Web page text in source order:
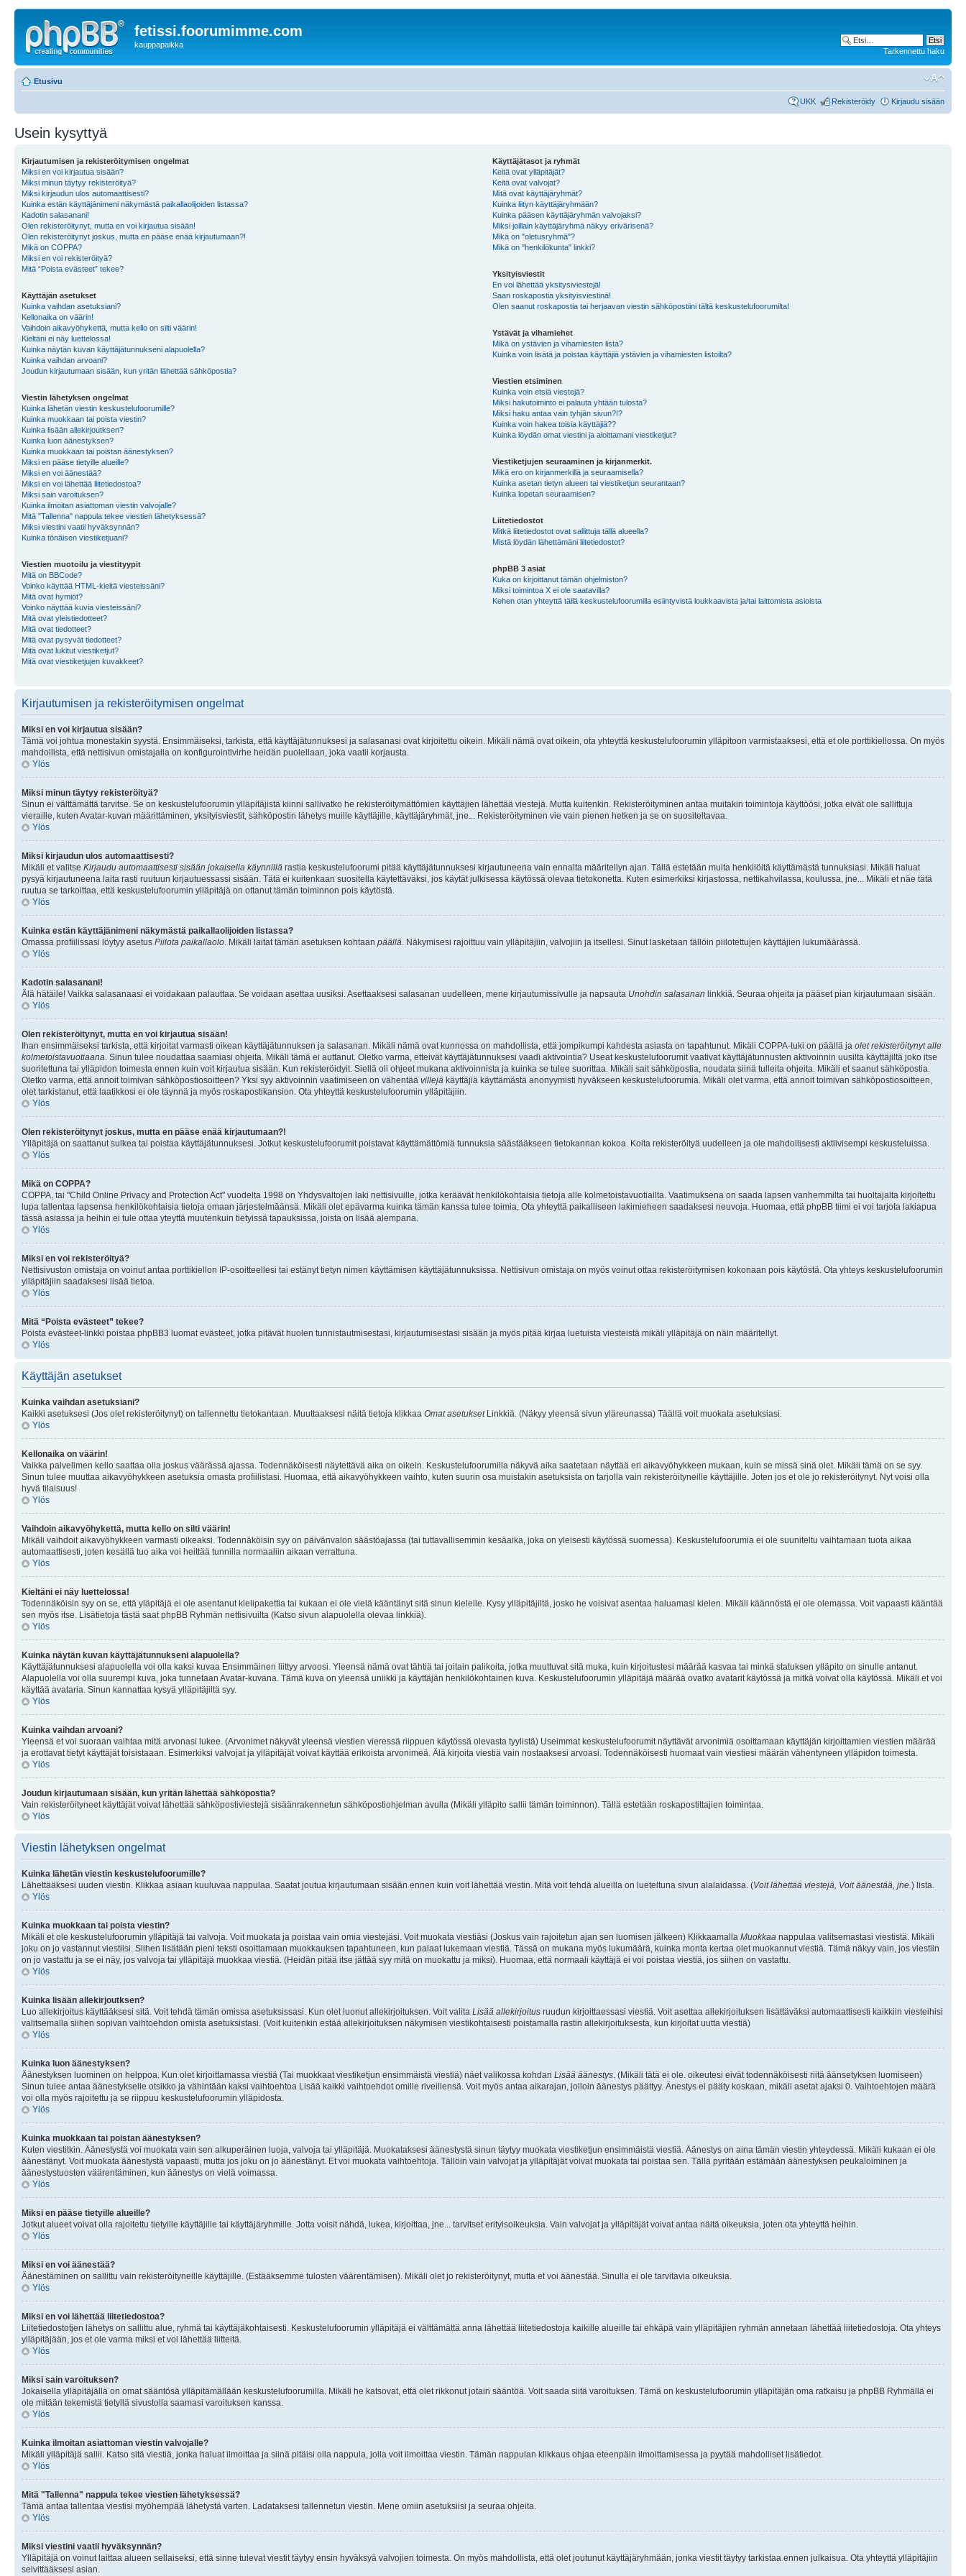
fetissi.foorumimme.com
kauppapaikka
Tarkennettu haku
Etusivu
UKK Rekisteröidy Kirjaudu sisään
Usein kysyttyä
Kirjautumisen ja rekisteröitymisen ongelmat
Miksi en voi kirjautua sisään?
Miksi minun täytyy rekisteröityä?
Miksi kirjaudun ulos automaattisesti?
Kuinka estän käyttäjänimeni näkymästä paikallaolijoiden listassa?
Kadotin salasanani!
Olen rekisteröitynyt, mutta en voi kirjautua sisään!
Olen rekisteröitynyt joskus, mutta en pääse enää kirjautumaan?!
Mikä on COPPA?
Miksi en voi rekisteröityä?
Mitä “Poista evästeet” tekee?
Käyttäjän asetukset
Kuinka vaihdan asetuksiani?
Kellonaika on väärin!
Vaihdoin aikavyöhykettä, mutta kello on silti väärin!
Kieltäni ei näy luettelossa!
Kuinka näytän kuvan käyttäjätunnukseni alapuolella?
Kuinka vaihdan arvoani?
Joudun kirjautumaan sisään, kun yritän lähettää sähköpostia?
Viestin lähetyksen ongelmat
Kuinka lähetän viestin keskustelufoorumille?
Kuinka muokkaan tai poista viestin?
Kuinka lisään allekirjoutksen?
Kuinka luon äänestyksen?
Kuinka muokkaan tai poistan äänestyksen?
Miksi en pääse tietyille alueille?
Miksi en voi äänestää?
Miksi en voi lähettää liitetiedostoa?
Miksi sain varoituksen?
Kuinka ilmoitan asiattoman viestin valvojalle?
Mitä "Tallenna" nappula tekee viestien lähetyksessä?
Miksi viestini vaatii hyväksynnän?
Kuinka tönäisen viestiketjuani?
Viestien muotoilu ja viestityypit
Mitä on BBCode?
Voinko käyttää HTML-kieltä viesteissäni?
Mitä ovat hymiöt?
Voinko näyttää kuvia viesteissäni?
Mitä ovat yleistiedotteet?
Mitä ovat tiedotteet?
Mitä ovat pysyvät tiedotteet?
Mitä ovat lukitut viestiketjut?
Mitä ovat viestiketjujen kuvakkeet?
Käyttäjätasot ja ryhmät
Keitä ovat ylläpitäjät?
Keitä ovat valvojat?
Mitä ovat käyttäjäryhmät?
Kuinka liityn käyttäjäryhmään?
Kuinka pääsen käyttäjäryhmän valvojaksi?
Miksi joillain käyttäjäryhmä näkyy erivärisenä?
Mikä on "oletusryhmä"?
Mikä on "henkilökunta" linkki?
Yksityisviestit
En voi lähettää yksitysiviestejä!
Saan roskapostia yksityisviestinä!
Olen saanut roskapostia tai herjaavan viestin sähköpostiini tältä keskustelufoorumilta!
Ystävät ja vihamiehet
Mikä on ystävien ja vihamiesten lista?
Kuinka voin lisätä ja poistaa käyttäjiä ystävien ja vihamiesten listoilta?
Viestien etsiminen
Kuinka voin etsiä viestejä?
Miksi hakutoiminto ei palauta yhtään tulosta?
Miksi haku antaa vain tyhjän sivun?!?
Kuinka voin hakea toisia käyttäjiä??
Kuinka löydän omat viestini ja aloittamani viestiketjut?
Viestiketjujen seuraaminen ja kirjanmerkit.
Mikä ero on kirjanmerkillä ja seuraamisella?
Kuinka asetan tietyn alueen tai viestiketjun seurantaan?
Kuinka lopetan seuraamisen?
Liitetiedostot
Mitkä liitetiedostot ovat sallittuja tällä alueella?
Mistä löydän lähettämäni liitetiedostot?
phpBB 3 asiat
Kuka on kirjoittanut tämän ohjelmiston?
Miksi toimintoa X ei ole saatavilla?
Kehen otan yhteyttä tällä keskustelufoorumilla esiintyvistä loukkaavista ja/tai laittomista asioista
Kirjautumisen ja rekisteröitymisen ongelmat
Miksi en voi kirjautua sisään?
Tämä voi johtua monestakin syystä. Ensimmäiseksi, tarkista, että käyttäjätunnuksesi ja salasanasi ovat kirjoitettu oikein. Mikäli nämä ovat oikein, ota yhteyttä keskustelufoorumin ylläpitoon varmistaaksesi, että et ole porttikiellossa. On myös
mahdollista, että nettisivun omistajalla on konfigurointivirhe heidän puolellaan, joka vaatii korjausta.
Ylös
Miksi minun täytyy rekisteröityä?
Sinun ei välttämättä tarvitse. Se on keskustelufoorumin ylläpitäjistä kiinni sallivatko he rekisteröitymättömien käyttäjien lähettää viestejä. Mutta kuitenkin. Rekisteröityminen antaa muitakin toimintoja käyttöösi, jotka eivät ole sallittuja
vieraille, kuten Avatar-kuvan määrittäminen, yksityisviestit, sähköpostin lähetys muille käyttäjille, käyttäjäryhmät, jne... Rekisteröityminen vie vain pienen hetken ja se on suositeltavaa.
Ylös
Miksi kirjaudun ulos automaattisesti?
Mikäli et valitse Kirjaudu automaattisesti sisään jokaisella käynnillä rastia keskustelufoorumi pitää käyttäjätunnuksesi kirjautuneena vain ennalta määritellyn ajan. Tällä estetään muita henkilöitä käyttämästä tunnuksiasi. Mikäli haluat
pysyä kirjautuneena laita rasti ruutuun kirjautuessassi sisään. Tätä ei kuitenkaan suositella käytettäväksi, jos käytät julkisessa käytössä olevaa tietokonetta. Kuten esimerkiksi kirjastossa, nettikahvilassa, koulussa, jne... Mikäli et näe tätä
ruutua se tarkoittaa, että keskustelufoorumin ylläpitäjä on ottanut tämän toiminnon pois käytöstä.
Ylös
Kuinka estän käyttäjänimeni näkymästä paikallaolijoiden listassa?
Omassa profiilissasi löytyy asetus Piilota paikallaolo . Mikäli laitat tämän asetuksen kohtaan päällä . Näkymisesi rajoittuu vain ylläpitäjiin, valvojiin ja itsellesi. Sinut lasketaan tällöin piilotettujen käyttäjien lukumäärässä.
Ylös
Kadotin salasanani!
Älä hätäile! Vaikka salasanaasi ei voidakaan palauttaa. Se voidaan asettaa uusiksi. Asettaaksesi salasanan uudelleen, mene kirjautumissivulle ja napsauta Unohdin salasanan linkkiä. Seuraa ohjeita ja pääset pian kirjautumaan sisään.
Ylös
Olen rekisteröitynyt, mutta en voi kirjautua sisään!
Ihan ensimmäiseksi tarkista, että kirjoitat varmasti oikean käyttäjätunnuksen ja salasanan. Mikäli nämä ovat kunnossa on mahdollista, että jompikumpi kahdesta asiasta on tapahtunut. Mikäli COPPA-tuki on päällä ja olet rekisteröitynyt alle
kolmetoistavuotiaana . Sinun tulee noudattaa saamiasi ohjeita. Mikäli tämä ei auttanut. Oletko varma, etteivät käyttäjätunnuksesi vaadi aktivointia? Useat keskustelufoorumit vaativat käyttäjätunnusten aktivoinnin uusilta käyttäjiltä joko itse
suoritettuna tai ylläpidon toimesta ennen kuin voit kirjautua sisään. Kun rekisteröidyit. Siellä oli ohjeet mukana aktivoinnista ja kuinka se tulee suorittaa. Mikäli sait sähköpostia, noudata siinä tulleita ohjeita. Mikäli et saanut sähköpostia.
Oletko varma, että annoit toimivan sähköpostiosoitteen? Yksi syy aktivoinnin vaatimiseen on vähentää villejä käyttäjiä käyttämästä anonyymisti hyväkseen keskustelufoorumia. Mikäli olet varma, että annoit toimivan sähköpostiosoitteen,
olet tarkistanut, että laatikkosi ei ole täynnä ja myös roskapostikansion. Ota yhteyttä keskustelufoorumin ylläpitäjiin.
Ylös
Olen rekisteröitynyt joskus, mutta en pääse enää kirjautumaan?!
Ylläpitäjä on saattanut sulkea tai poistaa käyttäjätunnuksesi. Jotkut keskustelufoorumit poistavat käyttämättömiä tunnuksia säästääkseen tietokannan kokoa. Koita rekisteröityä uudelleen ja ole mahdollisesti aktiivisempi keskusteluissa.
Ylös
Mikä on COPPA?
COPPA, tai "Child Online Privacy and Protection Act" vuodelta 1998 on Yhdysvaltojen laki nettisivuille, jotka keräävät henkilökohtaisia tietoja alle kolmetoistavuotiailta. Vaatimuksena on saada lapsen vanhemmilta tai huoltajalta kirjoitettu
lupa tallentaa lapsensa henkilökohtaisia tietoja omaan järjestelmäänsä. Mikäli olet epävarma kuinka tämän kanssa tulee toimia, Ota yhteyttä paikalliseen lakimieheen saadaksesi neuvoja. Huomaa, että phpBB tiimi ei voi tarjota lakiapua
tässä asiassa ja heihin ei tule ottaa yteyttä muutenkuin tietyissä tapauksissa, joista on lisää alempana.
Ylös
Miksi en voi rekisteröityä?
Nettisivuston omistaja on voinut antaa porttikiellon IP-osoitteellesi tai estänyt tietyn nimen käyttämisen käyttäjätunnuksissa. Nettisivun omistaja on myös voinut ottaa rekisteröitymisen kokonaan pois käytöstä. Ota yhteys keskustelufoorumin
ylläpitäjiin saadaksesi lisää tietoa.
Ylös
Mitä “Poista evästeet” tekee?
Poista evästeet-linkki poistaa phpBB3 luomat evästeet, jotka pitävät huolen tunnistautmisestasi, kirjautumisestasi sisään ja myös pitää kirjaa luetuista viesteistä mikäli ylläpitäjä on näin määritellyt.
Ylös
Käyttäjän asetukset
Kuinka vaihdan asetuksiani?
Kaikki asetuksesi (Jos olet rekisteröitynyt) on tallennettu tietokantaan. Muuttaaksesi näitä tietoja klikkaa Omat asetuksetLinkkiä. (Näkyy yleensä sivun yläreunassa) Täällä voit muokata asetuksiasi.
Ylös
Kellonaika on väärin!
Vaikka palvelimen kello saattaa olla joskus väärässä ajassa. Todennäköisesti näytettävä aika on oikein. Keskustelufoorumilla näkyvä aika saatetaan näyttää eri aikavyöhykkeen mukaan, kuin se missä sinä olet. Mikäli tämä on se syy.
Sinun tulee muuttaa aikavyöhykkeen asetuksia omasta profiilistasi. Huomaa, että aikavyöhykkeen vaihto, kuten suurin osa muistakin asetuksista on tarjolla vain rekisteröityneille käyttäjille. Joten jos et ole jo rekisteröitynyt. Nyt voisi olla
hyvä tilaisuus!
Ylös
Vaihdoin aikavyöhykettä, mutta kello on silti väärin!
Mikäli vaihdoit aikavyöhykkeen varmasti oikeaksi. Todennäköisin syy on päivänvalon säästöajassa (tai tuttavallisemmin kesäaika, joka on yleisesti käytössä suomessa). Keskustelufoorumia ei ole suuniteltu vaihtamaan tuota aikaa
automaattisesti, joten kesällä tuo aika voi heittää tunnilla normaaliin aikaan verrattuna.
Ylös
Kieltäni ei näy luettelossa!
Todennäköisin syy on se, että yläpitäjä ei ole asentanut kielipakettia tai kukaan ei ole vielä kääntänyt sitä sinun kielelle. Kysy ylläpitäjiltä, josko he voisivat asentaa haluamasi kielen. Mikäli käännöstä ei ole olemassa. Voit vapaasti kääntää
sen myös itse. Lisätietoja tästä saat phpBB Ryhmän nettisivuilta (Katso sivun alapuolella olevaa linkkiä).
Ylös
Kuinka näytän kuvan käyttäjätunnukseni alapuolella?
Käyttäjätunnuksesi alapuolella voi olla kaksi kuvaa Ensimmäinen liittyy arvoosi. Yleensä nämä ovat tähtiä tai joitain palikoita, jotka muuttuvat sitä muka, kuin kirjoitustesi määrää kasvaa tai minkä statuksen ylläpito on sinulle antanut.
Alapuolella voi olla suurempi kuva, joka tunnetaan Avatar-kuvana. Tämä kuva on yleensä uniikki ja käyttäjän henkilökohtainen kuva. Keskustelufoorumin ylläpitäjä määrää ovatko avatarit käytössä ja mitkä voivat olla käytössä. Mikäli et voi
käyttää avataria. Sinun kannattaa kysyä ylläpitäjiltä syy.
Ylös
Kuinka vaihdan arvoani?
Yleensä et voi suoraan vaihtaa mitä arvonasi lukee. (Arvonimet näkyvät yleensä viestien vieressä riippuen käytössä olevasta tyylistä) Useimmat keskustelufoorumit näyttävät arvonimiä osoittamaan käyttäjän kirjoittamien viestien määrää
ja erottavat tietyt käyttäjät toisistaaan. Esimerkiksi valvojat ja ylläpitäjät voivat käyttää erikoista arvonimeä. Älä kirjoita viestiä vain nostaaksesi arvoasi. Todennäköisesti huomaat vain viestiesi määrän vähentyneen ylläpidon toimesta.
Ylös
Joudun kirjautumaan sisään, kun yritän lähettää sähköpostia?
Vain rekisteröityneet käyttäjät voivat lähettää sähköpostiviestejä sisäänrakennetun sähköpostiohjelman avulla (Mikäli ylläpito sallii tämän toiminnon). Tällä estetään roskapostittajien toimintaa.
Ylös
Viestin lähetyksen ongelmat
Kuinka lähetän viestin keskustelufoorumille?
Lähettääksesi uuden viestin. Klikkaa asiaan kuuluvaa nappulaa. Saatat joutua kirjautumaan sisään ennen kuin voit lähettää viestin. Mitä voit tehdä alueilla on lueteltuna sivun alalaidassa. (Voit lähettää viestejä, Voit äänestää, jne. ) lista.
Ylös
Kuinka muokkaan tai poista viestin?
Mikäli et ole keskustelufoorumin ylläpitäjä tai valvoja. Voit muokata ja poistaa vain omia viestejäsi. Voit muokata viestiäsi (Joskus vain rajoitetun ajan sen luomisen jälkeen) Klikkaamalla Muokkaa nappulaa valitsemastasi viestistä. Mikäli
joku on jo vastannut viestiisi. Siihen lisätään pieni teksti osoittamaan muokkauksen tapahtuneen, kun palaat lukemaan viestiä. Tässä on mukana myös lukumäärä, kuinka monta kertaa olet muokannut viestiä. Tämä näkyy vain, jos viestiin
on jo vastattu ja se ei näy, jos valvoja tai ylläpitäjä muokkaa viestiä. (Heidän pitää itse jättää syy mitä on muokattu ja miksi). Huomaa, että normaali käyttäjä ei voi poistaa viestiä, jos siihen on vastattu.
Ylös
Kuinka lisään allekirjoutksen?
Luo allekirjoitus käyttääksesi sitä. Voit tehdä tämän omissa asetuksissasi. Kun olet luonut allekirjoituksen. Voit valita Lisää allekirjoitus ruudun kirjoittaessasi viestiä. Voit asettaa allekirjoituksen lisättäväksi automaattisesti kaikkiin viesteihisi
valitsemalla siihen sopivan vaihtoehdon omista asetuksistasi. (Voit kuitenkin estää allekirjoituksen näkymisen viestikohtaisesti poistamalla rastin allekirjoituksesta, kun kirjoitat uutta viestiä)
Ylös
Kuinka luon äänestyksen?
Äänestyksen luominen on helppoa. Kun olet kirjoittamassa viestiä (Tai muokkaat viestiketjun ensimmäistä viestiä) näet valikossa kohdan Lisää äänestys . (Mikäli tätä ei ole. oikeutesi eivät todennäköisesti riitä äänsetyksen luomiseen)
Sinun tulee antaa äänestykselle otsikko ja vähintään kaksi vaihtoehtoa Lisää kaikki vaihtoehdot omille riveillensä. Voit myös antaa aikarajan, jolloin äänestys päättyy. Änestys ei pääty koskaan, mikäli asetat ajaksi 0. Vaihtoehtojen määrä
voi olla myös rajoitettu ja se riippuu keskustelufoorumin ylläpidosta.
Ylös
Kuinka muokkaan tai poistan äänestyksen?
Kuten viestitkin. Äänestystä voi muokata vain sen alkuperäinen luoja, valvoja tai ylläpitäjä. Muokataksesi äänestystä sinun täytyy muokata viestiketjun ensimmäistä viestiä. Äänestys on aina tämän viestin yhteydessä. Mikäli kukaan ei ole
äänestänyt. Voit muokata äänestystä vapaasti, mutta jos joku on jo äänestänyt. Et voi muokata vaihtoehtoja. Tällöin vain valvojat ja ylläpitäjät voivat muokata tai poistaa sen. Tällä pyritään estämään äänestyksen peukaloiminen ja
äänestystuosten väärentäminen, kun äänestys on vielä voimassa.
Ylös
Miksi en pääse tietyille alueille?
Jotkut alueet voivat olla rajoitettu tietyille käyttäjille tai käyttäjäryhmille. Jotta voisit nähdä, lukea, kirjoittaa, jne... tarvitset erityisoikeuksia. Vain valvojat ja ylläpitäjät voivat antaa näitä oikeuksia, joten ota yhteyttä heihin.
Ylös
Miksi en voi äänestää?
Äänestäminen on sallittu vain rekisteröityneille käyttäjille. (Estääksemme tulosten väärentämisen). Mikäli olet jo rekisteröitynyt, mutta et voi äänestää. Sinulla ei ole tarvitavia oikeuksia.
Ylös
Miksi en voi lähettää liitetiedostoa?
Liitetiedostotjen lähetys on sallittu alue, ryhmä tai käyttäjäkohtaisesti. Keskustelufoorumin ylläpitäjä ei välttämättä anna lähettää liitetiedostoja kaikille alueille tai ehkäpä vain ylläpitäjien ryhmän annetaan lähettää liitetiedostoja. Ota yhteys
ylläpitäjään, jos et ole varma miksi et voi lähettää liitteitä.
Ylös
Miksi sain varoituksen?
Jokaisella ylläpitäjällä on omat sääntösä ylläpitämällään keskustelufoorumilla. Mikäli he katsovat, että olet rikkonut jotain sääntöä. Voit saada siitä varoituksen. Tämä on keskustelufoorumin ylläpitäjän oma ratkaisu ja phpBB Ryhmällä ei
ole mitään tekemistä tietyllä sivustolla saamasi varoituksen kanssa.
Ylös
Kuinka ilmoitan asiattoman viestin valvojalle?
Mikäli ylläpitäjä sallii. Katso sitä viestiä, jonka haluat ilmoittaa ja siinä pitäisi olla nappula, jolla voit ilmoittaa viestin. Tämän nappulan klikkaus ohjaa eteenpäin ilmoittamisessa ja pyytää mahdolliset lisätiedot.
Ylös
Mitä "Tallenna" nappula tekee viestien lähetyksessä?
Tämä antaa tallentaa viestisi myöhempää lähetystä varten. Ladataksesi tallennetun viestin. Mene omiin asetuksiisi ja seuraa ohjeita.
Ylös
Miksi viestini vaatii hyväksynnän?
Ylläpitäjä on voinut laittaa alueen sellaiseksi, että sinne tulevat viestit täytyy ensin hyväksyä valvojien toimesta. On myös mahdollista, että olet joutunut käyttäjäryhmään, jonka viestit täytyy tarkistaa ennen julkaisua. Ota yhteyttä ylläpitäjiin
selvittääksesi asian.